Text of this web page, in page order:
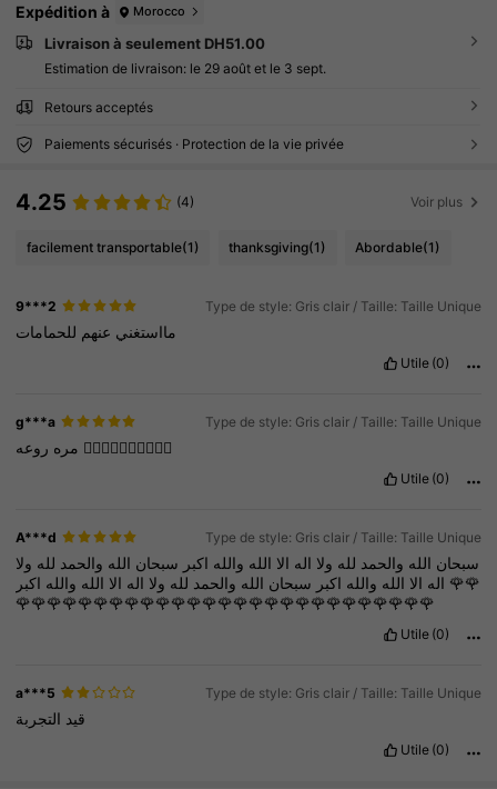
Expédition à Morocco
Livraison à seulement DH51.00
Estimation de livraison: le 29 août et le 3 sept.
Retours acceptés
Paiements sécurisés · Protection de la vie privée
4.25 (4) Voir plus
facilement transportable(1) thanksgiving(1) Abordable(1)
9***2 Type de style: Gris clair / Taille: Taille Unique
مااستغني عنهم للحمامات
Utile (0)
g***a Type de style: Gris clair / Taille: Taille Unique
مره 👌🏻👌🏻👌🏻👌🏻👌🏻
Utile (0)
A***d Type de style: Gris clair / Taille: Taille Unique
سبحان الله والحمد لله ولا اله الا الله والله اكبر سبحان الله والحمد لله ولا
اله الا الله والله اكبر سبحان الله والحمد لله ولا اله الا الله والله
🌹🌹
🌹🌹🌹🌹🌹🌹🌹🌹🌹🌹🌹🌹🌹🌹🌹🌹🌹🌹🌹🌹🌹🌹🌹🌹🌹🌹🌹
Utile (0)
a***5 Type de style: Gris clair / Taille: Taille Unique
قيد التجربة
Utile (0)